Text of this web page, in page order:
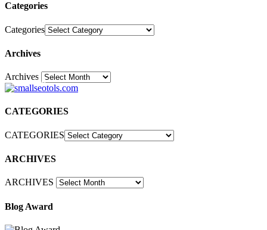
Categories
Categories
Archives
Archives30
CATEGORIES
CATEGORIES
ARCHIVES
ARCHIVES
Blog Award